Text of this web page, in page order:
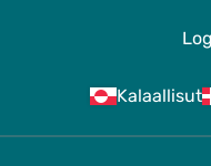
Kalaallisut